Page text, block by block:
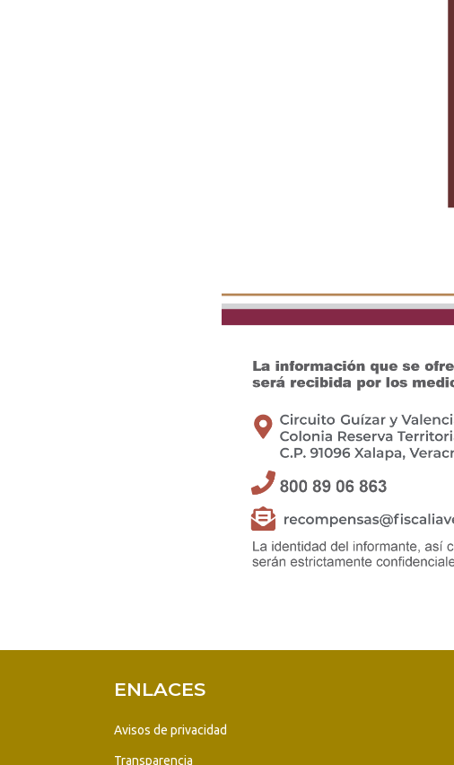
ENLACES
Avisos de privacidad
Transparencia